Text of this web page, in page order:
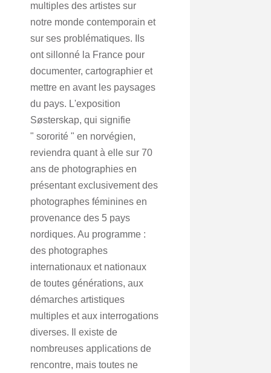
multiples des artistes sur
notre monde contemporain et
sur ses problématiques. Ils
ont sillonné la France pour
documenter, cartographier et
mettre en avant les paysages
du pays. L'exposition
Søsterskap, qui signifie
" sororité " en norvégien,
reviendra quant à elle sur 70
ans de photographies en
présentant exclusivement des
photographes féminines en
provenance des 5 pays
nordiques. Au programme :
des photographes
internationaux et nationaux
de toutes générations, aux
démarches artistiques
multiples et aux interrogations
diverses. Il existe de
nombreuses applications de
rencontre, mais toutes ne